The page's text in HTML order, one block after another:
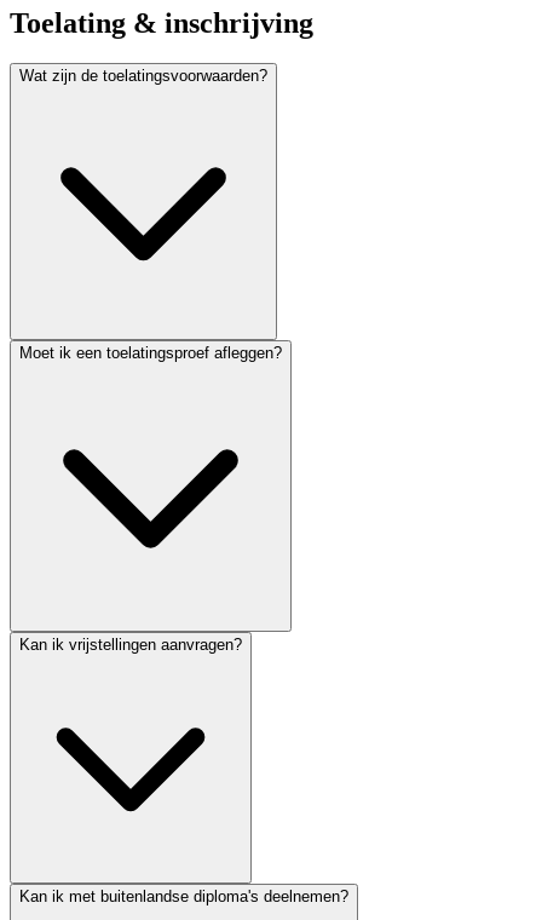
Toelating & inschrijving
Wat zijn de toelatingsvoorwaarden?
Moet ik een toelatingsproef afleggen?
Kan ik vrijstellingen aanvragen?
Kan ik met buitenlandse diploma's deelnemen?